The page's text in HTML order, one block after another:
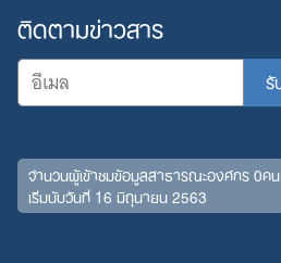
ติดตามข่าวสาร
จำนวนผู้เข้าชมข้อมูลสาธารณะองค์กร 0คน
เริ่มนับวันที่ 16 มิถุนายน 2563